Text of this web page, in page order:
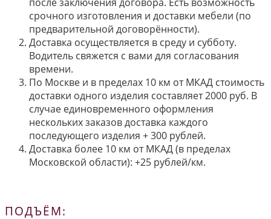
срочного изготовления и доставки мебели (по
предварительной договорённости).
Доставка осуществляется в среду и субботу.
Водитель свяжется с вами для согласования
времени.
По Москве и в пределах 10 км от МКАД стоимость
доставки одного изделия составляет 2000 руб. В
случае единовременного оформления
нескольких заказов доставка каждого
последующего изделия + 300 рублей.
Доставка более 10 км от МКАД (в пределах
Московской области): +25 рублей/км.
ПОДЪЁМ: